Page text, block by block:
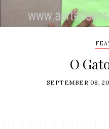
O
SEPTEMBER 08,